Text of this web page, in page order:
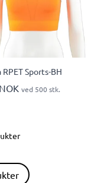
RPET Sports-BH
ved 500 stk.